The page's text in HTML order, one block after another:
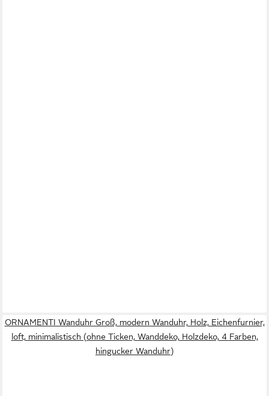
ORNAMENTI Wanduhr Groß, modern Wanduhr, Holz, Eichenfurnier,
loft, minimalistisch (ohne Ticken, Wanddeko, Holzdeko, 4 Farben,
hingucker Wanduhr)